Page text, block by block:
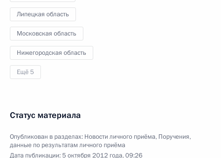
Липецкая область
Московская область
Нижегородская область
Ещё 5
Статус материала
Опубликован в разделах: Новости личного приёма, Поручения,
данные по результатам личного приёма
Дата публикации:5 октября 2012 года, 09:26